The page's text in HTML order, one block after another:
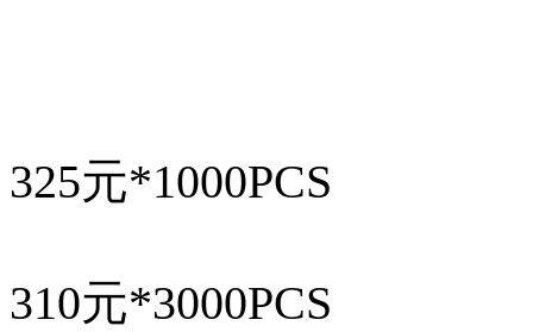
325元*1000PCS
310元*3000PCS